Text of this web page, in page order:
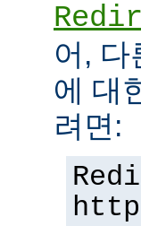
어, 다
에 대
려면: